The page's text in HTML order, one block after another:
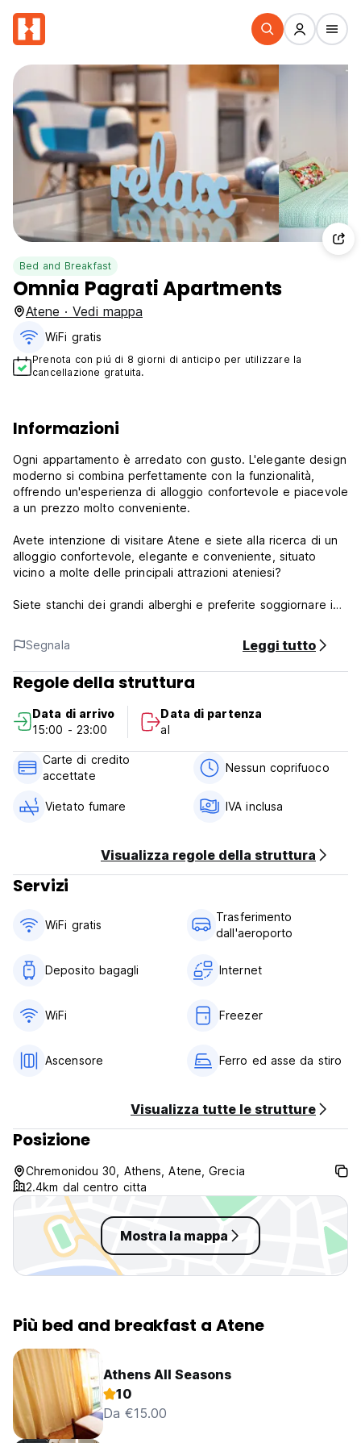
Bed and Breakfast
Omnia Pagrati Apartments
Atene · Vedi mappa
WiFi gratis
Prenota con piú di 8 giorni di anticipo per utilizzare la
cancellazione gratuita.
Informazioni
Ogni appartamento è arredato con gusto. L'elegante design
moderno si combina perfettamente con la funzionalità,
offrendo un'esperienza di alloggio confortevole e piacevole
a un prezzo molto conveniente.
Avete intenzione di visitare Atene e siete alla ricerca di un
alloggio confortevole, elegante e conveniente, situato
vicino a molte delle principali attrazioni ateniesi?
Siete stanchi dei grandi alberghi e preferite soggiornare in
godere della vostra indipendenza e pianificare i vostri
spostamenti secondo i vostri ritmi? Allora non cercate oltre.
Scoprite i nostri moderni e confortevoli appartamenti a
Pagrati, Atene.
Omnia Pagrati Apartments Politiche e condizioni:
Politica di cancellazione: 7 giorni prima dell'arrivo.
Check in dalle 15:00 alle 23:00.
Check out prima delle 12:00.
Tasse incluse.
Colazione non inclusa. (Auto-translated from original
language)
Segnala Leggi tutto
Regole della struttura
Data di arrivo
15:00 - 23:00
Data di partenza
al
Carte di credito
accettate
Nessun coprifuoco
Vietato fumare IVA inclusa
Visualizza regole della struttura
Servizi
WiFi gratis
Trasferimento
dall'aeroporto
Deposito bagagli Internet
WiFi Freezer
Ascensore Ferro ed asse da stiro
Visualizza tutte le strutture
Posizione
Chremonidou 30, Athens, Atene, Grecia
2.4km dal centro citta
Mostra la mappa
Più bed and breakfast a Atene
Athens All Seasons
10
Da €15.00